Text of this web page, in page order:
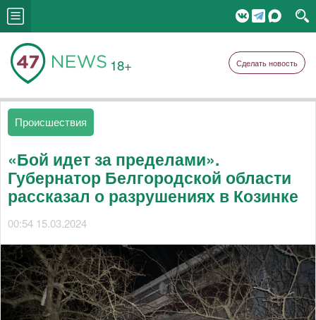
18+ Сделать новость
Происшествия
«Бой идет за пределами».
Губернатор Белгородской области
рассказал о разрушениях в Козинке
00:54 15.03.2024